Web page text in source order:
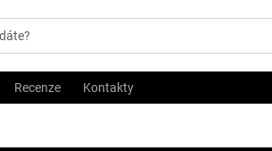
Recenze Kontakty